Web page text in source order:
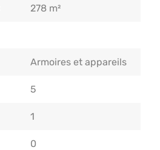
278 m²
Armoires et appareils
5
1
0